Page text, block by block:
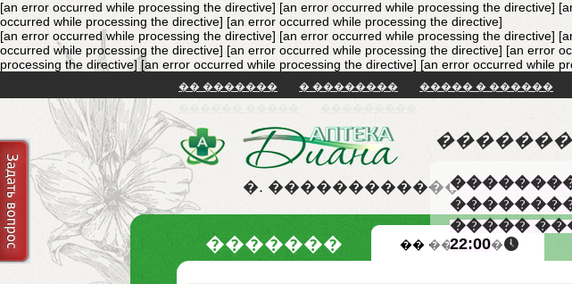
[an error occurred while processing the directive] [an error occurred while processing the directive]
occurred while processing the directive] [an error occurred while processing the directive]
[an error occurred while processing the directive] [an error occurred while processing the directive]
occurred while processing the directive] [an error occurred while processing the directive] [an error
processing the directive][an error occurred while processing the directive] [an error occurred while
�� ������� � �������� ����� � ������
�. ������������
�����
22:00
������� �� �������